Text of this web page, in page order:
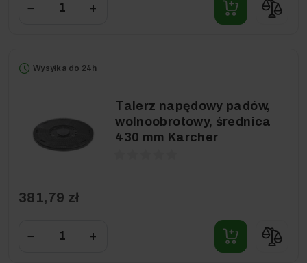
− +
Wysyłka do 24h
Talerz napędowy padów,
wolnoobrotowy, średnica
430 mm Karcher
381,79 zł
− +